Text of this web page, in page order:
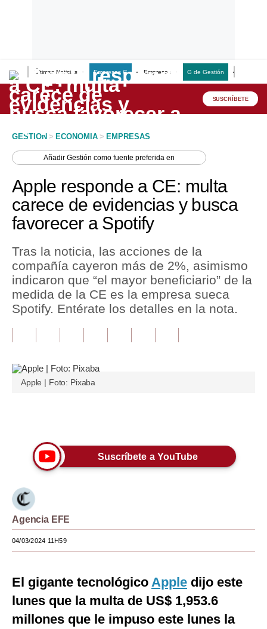
Últimas Noticias Empresas G Empresas G de Gestión
Lo último
Peru Quiosco
Economía
Mercados
Política
Tu Dinero
Finanzas Personales
Opinión
Blogs
Lujo
Viajes
Moda
Estilos
Mundo
EEUU
SUSCRÍBETE
GESTION > ECONOMIA > EMPRESAS
AñadirGestión como fuente preferida en
Apple responde a CE: multa
carece de evidencias y busca
favorecer a Spotify
Tras la noticia, las acciones de la
compañía cayeron más de 2%, asimismo
indicaron que “el mayor beneficiario” de la
medida de la CE es la empresa sueca
Spotify. Entérate los detalles en la nota.
Apple | Foto: Pixaba
Suscríbete a YouTube
Agencia EFE
04/03/2024 11H59
El gigante tecnológico Apple dijo este
lunes que la multa de US$ 1,953.6
millones que le impuso este lunes la